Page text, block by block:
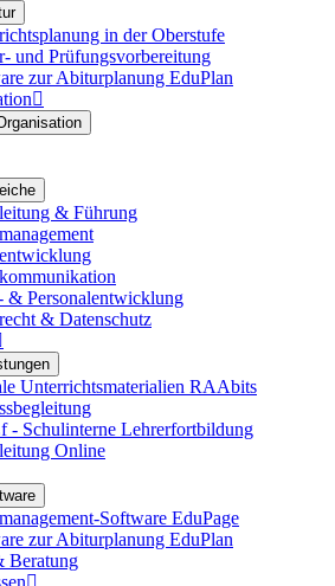
in der Oberstufe
und Prüfungsvorbereitung
zur Abiturplanung EduPlan

& Führung
& Personalentwicklung
& Datenschutz
Unterrichtsmaterialien RAAbits
- Schulinterne Lehrerfortbildung
Online
Software EduPage
zur Abiturplanung EduPlan
Beratung
